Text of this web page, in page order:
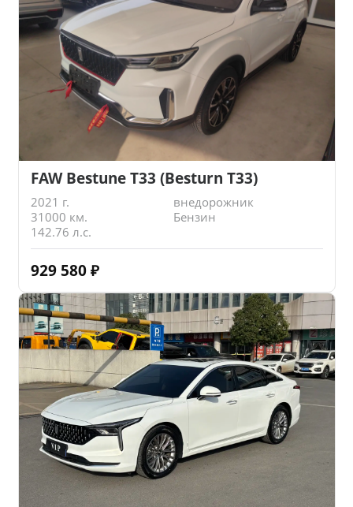
FAW Bestune T33 (Besturn T33)
2021 г.
внедорожник
31000 км.
Бензин
142.76 л.с.
929 580 ₽